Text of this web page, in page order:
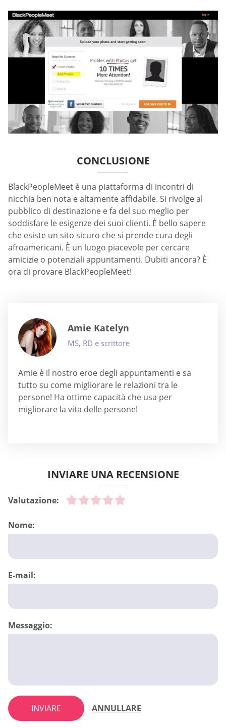
CONCLUSIONE
BlackPeopleMeet è una piattaforma di incontri di
nicchia ben nota e altamente affidabile. Si rivolge al
pubblico di destinazione e fa del suo meglio per
soddisfare le esigenze dei suoi clienti. È bello sapere
che esiste un sito sicuro che si prende cura degli
afroamericani. È un luogo piacevole per cercare
amicizie o potenziali appuntamenti. Dubiti ancora? È
ora di provare BlackPeopleMeet!
Amie Katelyn
MS, RD e scrittore
Amie è il nostro eroe degli appuntamenti e sa
tutto su come migliorare le relazioni tra le
persone! Ha ottime capacità che usa per
migliorare la vita delle persone!
INVIARE UNA RECENSIONE
Valutazione:
Nome:
E-mail:
Messaggio:
INVIARE ANNULLARE